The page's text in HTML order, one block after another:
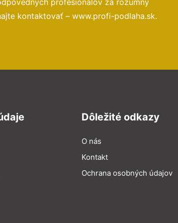
kontaktovať – www.profi-podlaha.sk.
Dôležité odkazy
O nás
Kontakt
Ochrana osobných údajov